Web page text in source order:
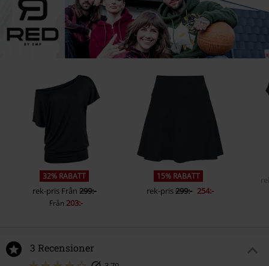
32% RABATT
rek-pris Från299:-
Från 203:-
15% RABATT
rek-pris299:- 254:-
3 Recensioner